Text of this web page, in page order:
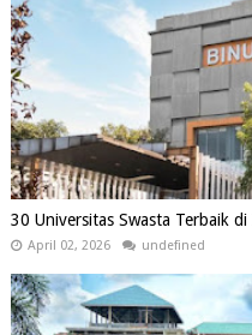
30 Universitas Swasta Terbaik
April 02, 2026 undefined